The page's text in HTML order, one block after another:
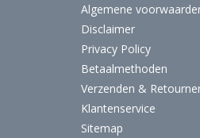
Algemene
Disclaimer
Privacy Policy
Betaalmethoden
Verzenden &
Klantenservice
Sitemap